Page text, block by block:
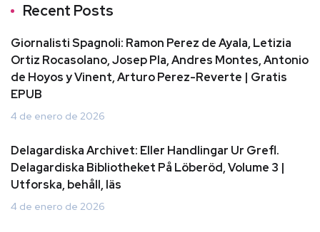
Recent Posts
Giornalisti Spagnoli: Ramon Perez de Ayala, Letizia
Ortiz Rocasolano, Josep Pla, Andres Montes, Antonio
de Hoyos y Vinent, Arturo Perez-Reverte | Gratis
EPUB
4 de enero de 2026
Delagardiska Archivet: Eller Handlingar Ur Grefl.
Delagardiska Bibliotheket På Löberöd, Volume 3 |
Utforska, behåll, läs
4 de enero de 2026